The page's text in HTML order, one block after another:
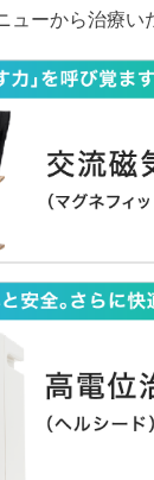
ューから治療い